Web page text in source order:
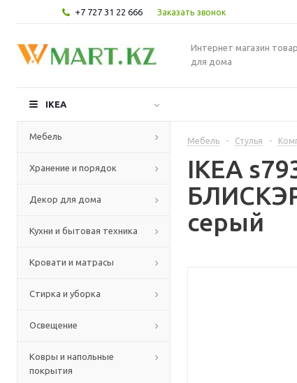
+7 727 31 22 666 Заказать звонок
Интернет магазин
для дома
IKEA
Мебель
Хранение и порядок
Декор для дома
Кухни и бытовая техника
Кровати и матрасы
Стирка и уборка
Освещение
Ковры и напольные
покрытия
Мебель - Стулья -
IKEA
серый